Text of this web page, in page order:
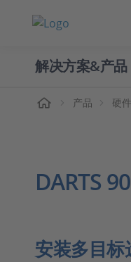
解决方案&产品
产品 硬件
DARTS
安装多目标